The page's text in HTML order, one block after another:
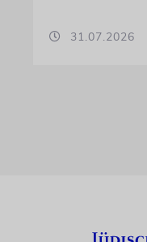
31.07.2026